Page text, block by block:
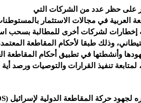
على حظر عدد من الشركات التي
العربية في مجالات الاستثمار
إخطارات لشركات أخرى للمطالبة بسحب
وذلك طبقا لأحكام المقاطعة
وأنشطتها في تطبيق أحكام المقاطعة
تنفيذ القرارات والتوصيات ورصد أية